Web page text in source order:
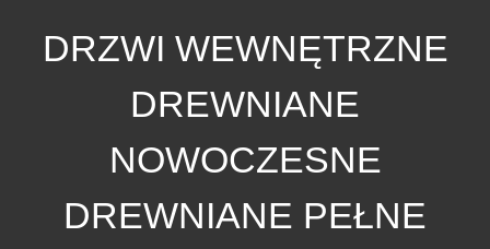
DRZWI WEWNĘTRZNE
DREWNIANE
NOWOCZESNE
DREWNIANE PEŁNE